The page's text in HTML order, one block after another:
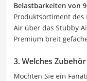
Belastbarkeiten von
Produktsortiment des
Air über das Stubby
Premium breit
3. Welches
Möchten Sie ein